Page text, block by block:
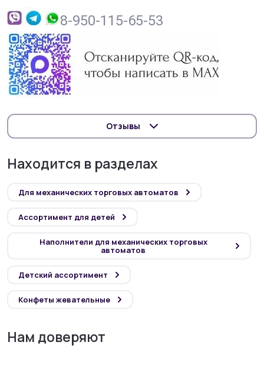
8-950-115-65-53
Отзывы
Находится в разделах
Для механических торговых автоматов
Ассортимент для детей
Наполнители для механических торговых
автоматов
Детский ассортимент
Конфеты жевательные
Нам доверяют